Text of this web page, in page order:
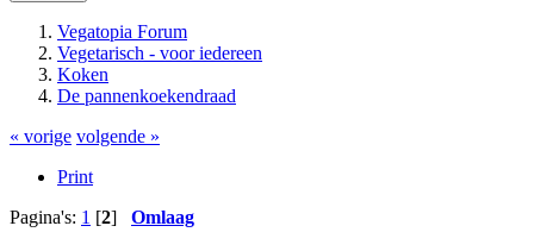
Vegatopia Forum
Vegetarisch - voor iedereen
Koken
De pannenkoekendraad
« vorige volgende »
Print
Pagina's: 1 [2] Omlaag